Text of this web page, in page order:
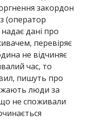
закордон
(оператор
дані про
перевіряє
не відчиняє
час, то
пишуть про
люди за
не споживали